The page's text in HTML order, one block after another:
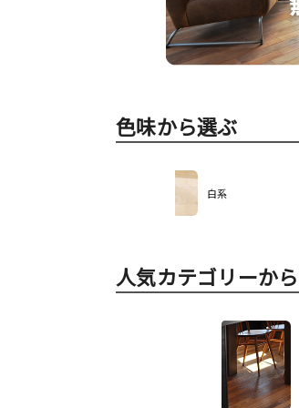
色味から選ぶ
白系
人気カテゴリーか